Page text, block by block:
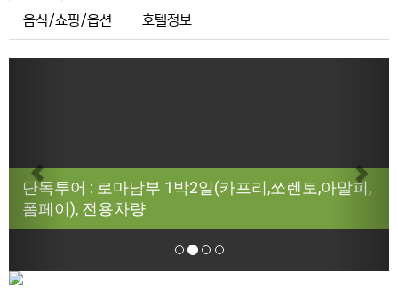
음식/쇼핑/옵션 호텔정보
단독투어 : 로마남부 1박2일(카프리,쏘렌토,아말피,
폼페이), 전용차량